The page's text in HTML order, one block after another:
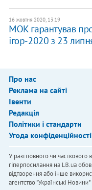
16 жовтня 2020, 13:19
МОК гарантував
ігор-2020 з 23
Про нас
Реклама на сайті
Івенти
Редакція
Політики і стандарти
Угода конфіденційності
У разі повного чи часткового
гіперпосилання на LB.ua
відтворення або інше
агентство "Українськi